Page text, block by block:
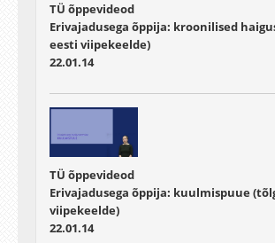
TÜ õppevideod
Erivajadusega õppija: kroonilised
eesti viipekeelde)
22.01.14
TÜ õppevideod
Erivajadusega õppija: kuulmispuue
viipekeelde)
22.01.14